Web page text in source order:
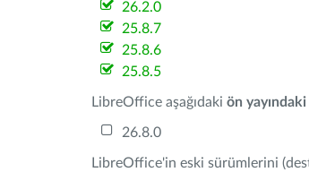
26.2.0
25.8.7
25.8.6
25.8.5
LibreOffice aşağıdaki ön yayındaki
26.8.0
LibreOffice'in eski sürümlerini